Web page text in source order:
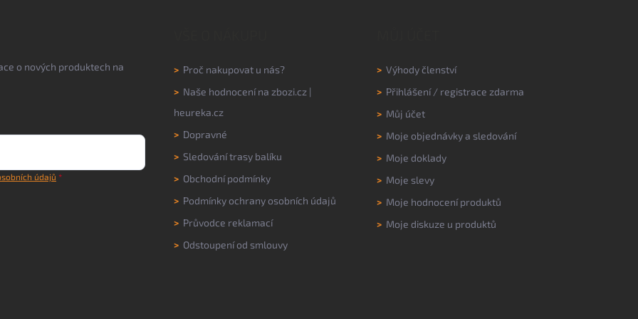
o nových produktech na
údajů
> Proč nakupovat u nás?
> Naše hodnocení na zbozi.cz |
heureka.cz
> Dopravné
> Sledování trasy balíku
> Obchodní podmínky
> Podmínky ochrany osobních údajů
> Průvodce reklamací
> Odstoupení od smlouvy
> Výhody členství
> Přihlášení/ registrace zdarma
> Můj účet
> Moje objednávky a sledování
> Moje doklady
> Moje slevy
> Moje hodnocení produktů
> Moje diskuze u produktů